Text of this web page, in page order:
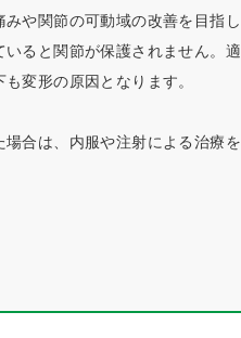
や関節の可動域の改善を目指し
ると関節が保護されません。適
変形の原因となります。
合は、内服や注射による治療を